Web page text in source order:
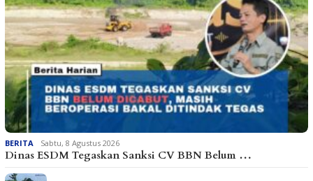
BERITA Sabtu, 8 Agustus 2026
Dinas ESDM Tegaskan Sanksi CV BBN Belum …